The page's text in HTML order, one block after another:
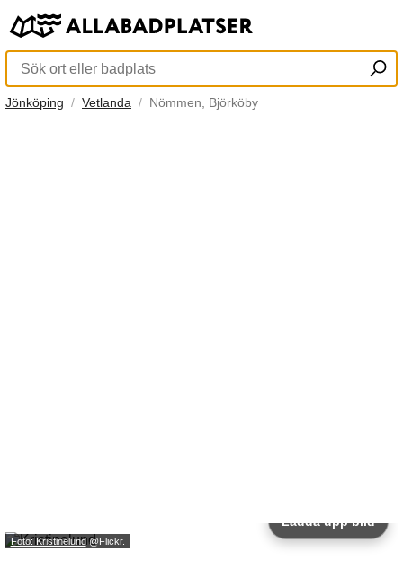
Jönköping Vetlanda Nömmen, Björköby
Foto: Kristinelund@Flickr.
Ladda upp bild